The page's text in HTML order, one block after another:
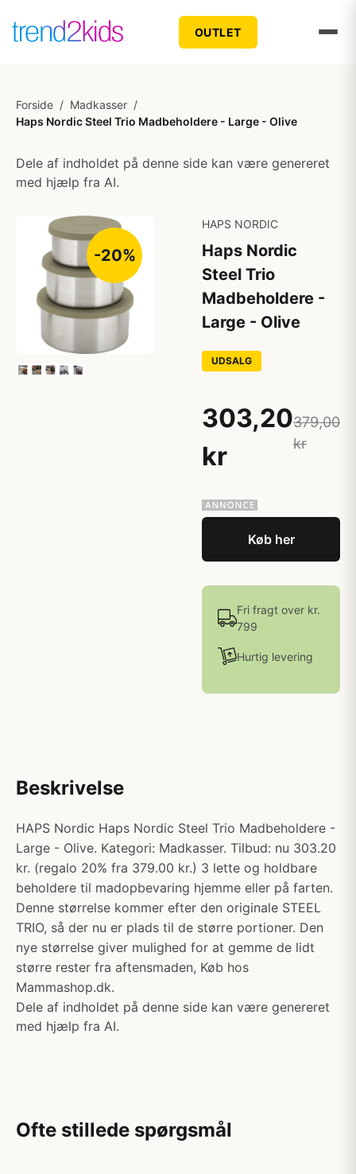
OUTLET
Forside / Madkasser /
Haps Nordic Steel Trio Madbeholdere - Large - Olive
Dele af indholdet på denne side kan være genereret
med hjælp fra AI.
-20%
HAPS NORDIC
Haps Nordic
Steel Trio
Madbeholdere -
Large - Olive
UDSALG
303,20
kr
379,00
kr
Køb her
Fri fragt over kr.
799
Hurtig levering
Beskrivelse
HAPS Nordic Haps Nordic Steel Trio Madbeholdere -
Large - Olive. Kategori: Madkasser. Tilbud: nu 303.20
kr. (regalo 20% fra 379.00 kr.) 3 lette og holdbare
beholdere til madopbevaring hjemme eller på farten.
Denne størrelse kommer efter den originale STEEL
TRIO, så der nu er plads til de større portioner. Den
nye størrelse giver mulighed for at gemme de lidt
større rester fra aftensmaden, Køb hos
Mammashop.dk.
Dele af indholdet på denne side kan være genereret
med hjælp fra AI.
Ofte stillede spørgsmål